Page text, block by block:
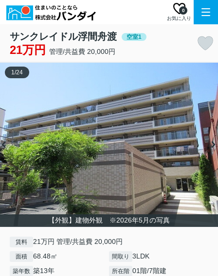
お気に入り
0
サンクレイドル浮間舟渡 空室1
21万円 管理/共益費 20,000円
【外観】建物外観 ※2026年5月の写真
1/24
賃料 21万円 管理/共益費 20,000円
面積 68.48㎡ 間取り 3LDK
築年数 築13年 所在階 01階/7階建